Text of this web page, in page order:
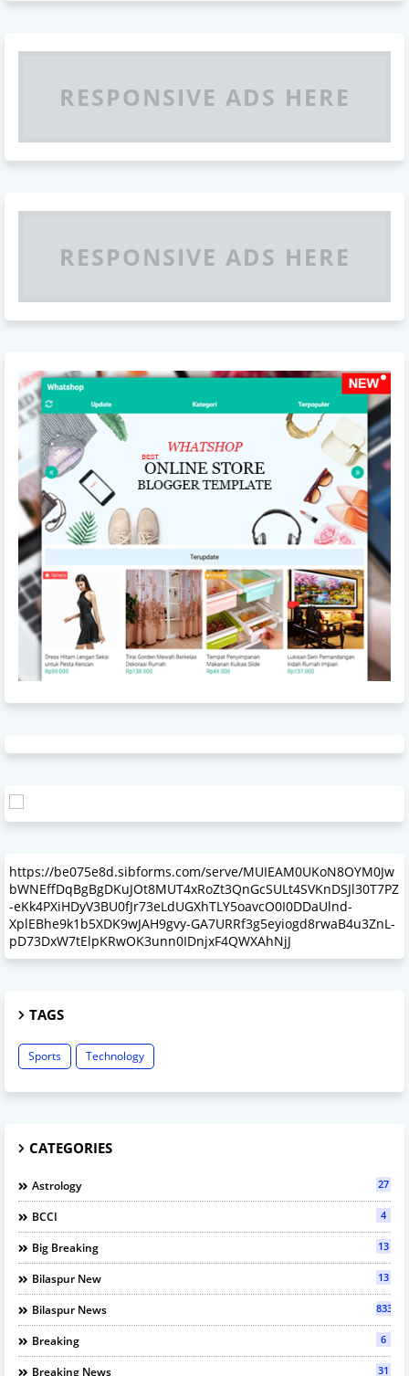
RESPONSIVE ADS HERE
RESPONSIVE ADS HERE
https://be075e8d.sibforms.com/serve/MUIEAM0UKoN8OYM0Jw
bWNEffDqBgBgDKuJOt8MUT4xRoZt3QnGcSULt4SVKnDSJl30T7PZ
-eKk4PXiHDyV3BU0fJr73eLdUGXhTLY5oavcO0I0DDaUlnd-
XplEBhe9k1b5XDK9wJAH9gvy-GA7URRf3g5eyiogd8rwaB4u3ZnL-
pD73DxW7tElpKRwOK3unn0IDnjxF4QWXAhNjJ
TAGS
Sports Technology
CATEGORIES
Astrology 27
BCCI 4
Big Breaking 13
Bilaspur New 13
Bilaspur News 833
Breaking 6
Breaking News 31